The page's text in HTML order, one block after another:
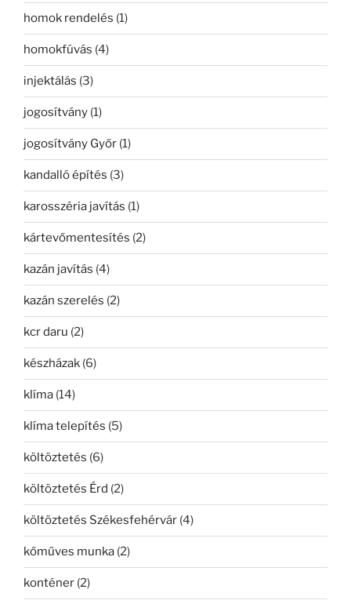
homok rendelés (1)
homokfúvás (4)
injektálás (3)
jogosítvány (1)
jogosítvány Győr (1)
kandalló építés (3)
karosszéria javítás (1)
kártevőmentesítés (2)
kazán javítás (4)
kazán szerelés (2)
kcr daru (2)
készházak (6)
klíma (14)
klíma telepítés (5)
költöztetés (6)
költöztetés Érd (2)
költöztetés Székesfehérvár (4)
kőműves munka (2)
konténer (2)